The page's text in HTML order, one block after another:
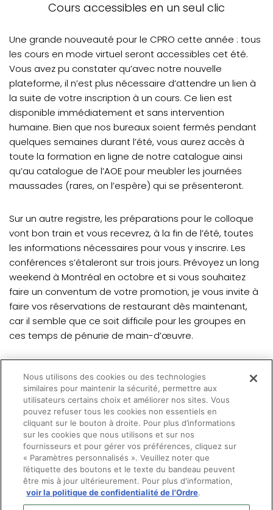
Cours accessibles en un seul clic
Une grande nouveauté pour le CPRO cette année : tous
les cours en mode virtuel seront accessibles cet été.
Vous avez pu constater qu’avec notre nouvelle
plateforme, il n’est plus nécessaire d’attendre un lien à
la suite de votre inscription à un cours. Ce lien est
disponible immédiatement et sans intervention
humaine. Bien que nos bureaux soient fermés pendant
quelques semaines durant l’été, vous aurez accès à
toute la formation en ligne de notre catalogue ainsi
qu’au catalogue de l’AOE pour meubler les journées
maussades (rares, on l’espère) qui se présenteront.
Sur un autre registre, les préparations pour le colloque
vont bon train et vous recevrez, à la fin de l’été, toutes
les informations nécessaires pour vous y inscrire. Les
conférences s’étaleront sur trois jours. Prévoyez un long
weekend à Montréal en octobre et si vous souhaitez
faire un conventum de votre promotion, je vous invite à
faire vos réservations de restaurant dès maintenant,
car il semble que ce soit difficile pour les groupes en
ces temps de pénurie de main-d’œuvre.
famille et amis tout en demeurant prudents afin de ne
pas amplifier la septième vague qui semble s’annoncer
déjà en Europe au moment où j’écris ces lignes.
Bon été!
Nous utilisons des cookies ou des technologies
similaires pour maintenir la sécurité, permettre aux
utilisateurs certains choix et améliorer nos sites. Vous
pouvez refuser tous les cookies non essentiels en
cliquant sur le bouton à droite. Pour plus d’informations
sur les cookies que nous utilisons et sur nos
fournisseurs et pour gérer vos préférences, cliquez sur
« Paramètres personnalisés ». Veuillez noter que
l’étiquette des boutons et le texte du bandeau peuvent
être mis à jour ultérieurement. Pour plus d'information,
voir la politique de confidentialité de l'Ordre.